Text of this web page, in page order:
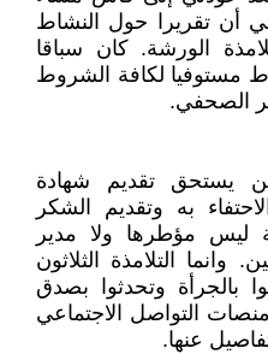
أن تقريرا حول النشاط
الورشة. كان سباقا
مستوفيا لكافة الشروط
الصحفي.
يستحق تقديم شهادة
به وتقديم الشكر
ليس مؤطرها ولا مدير
وانما التلامذة الثلاثون
بالجرأة وتحدثوا بصدق
التواصل الاجتماعي
عنها.